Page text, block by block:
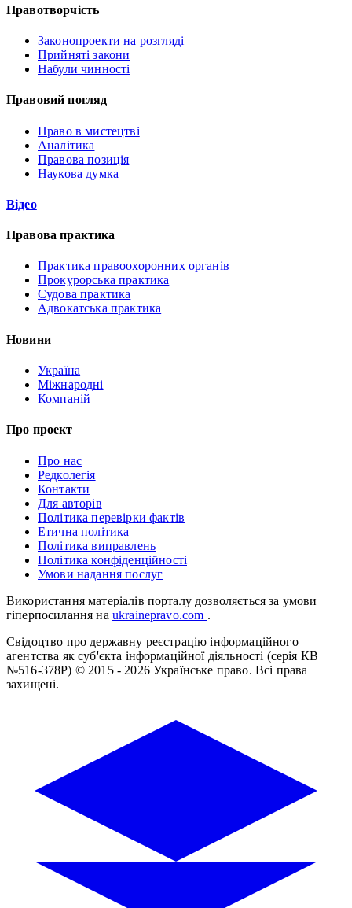
Правотворчість
Законопроекти на розгляді
Прийняті закони
Набули чинності
Правовий погляд
Право в мистецтві
Аналітика
Правова позиція
Наукова думка
Відео
Правова практика
Практика правоохоронних органів
Прокурорська практика
Судова практика
Адвокатська практика
Новини
Україна
Міжнародні
Компаній
Про проект
Про нас
Редколегія
Контакти
Для авторів
Політика перевірки фактів
Етична політика
Політика виправлень
Політика конфіденційності
Умови надання послуг
Використання матеріалів порталу дозволяється за умови
гіперпосилання на ukrainepravo.com .
Свідоцтво про державну реєстрацію інформаційного
агентства як суб'єкта інформаційної діяльності (серія КВ
№516-378Р) © 2015 - 2026 Українське право. Всі права
захищені.